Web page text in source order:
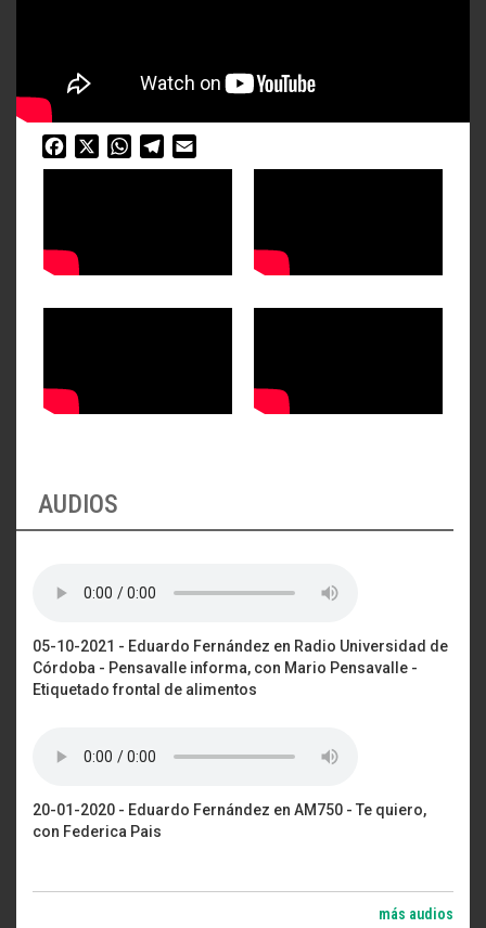
Facebook WhatsAppTelegram
AUDIOS
05-10-2021 - Eduardo Fernández en Radio Universidad de
Córdoba - Pensavalle informa, con Mario Pensavalle -
Etiquetado frontal de alimentos
20-01-2020 - Eduardo Fernández en AM750 - Te quiero,
con Federica Pais
más audios